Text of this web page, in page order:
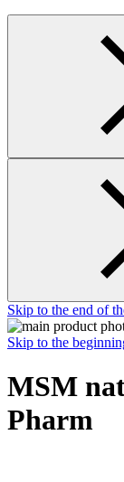
Skip to the end of
Skip to the
MSM
Pharm